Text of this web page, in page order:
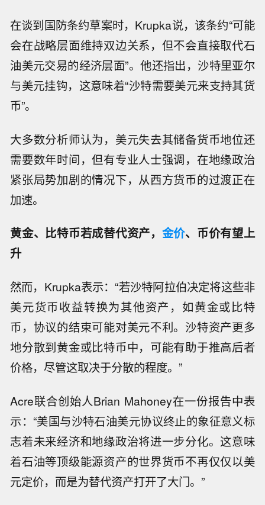
在谈到国防条约草案时，Krupka说，该条约“可能
会在战略层面维持双边关系，但不会直接取代石
油美元交易的经济层面”。他还指出，沙特里亚尔
与美元挂钩，这意味着“沙特需要美元来支持其货
币”。
大多数分析师认为，美元失去其储备货币地位还
需要数年时间，但有专业人士强调，在地缘政治
紧张局势加剧的情况下，从西方货币的过渡正在
加速。
黄金、比特币若成替代资产， 金价、币价有望上
升
然而，Krupka表示：“若沙特阿拉伯决定将这些非
美元货币收益转换为其他资产，如黄金或比特
币，协议的结束可能对美元不利。沙特资产更多
地分散到黄金或比特币中，可能有助于推高后者
价格，尽管这取决于分散的程度。”
Acre联合创始人Brian Mahoney在一份报告中表
示：“美国与沙特石油美元协议终止的象征意义标
志着未来经济和地缘政治将进一步分化。这意味
着石油等顶级能源资产的世界货币不再仅仅以美
元定价，而是为替代资产打开了大门。”